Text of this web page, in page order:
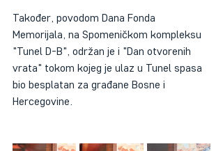
Također, povodom Dana Fonda
Memorijala, na Spomeničkom kompleksu
"Tunel D-B", održan je i "Dan otvorenih
vrata" tokom kojeg je ulaz u Tunel spasa
bio besplatan za građane Bosne i
Hercegovine.